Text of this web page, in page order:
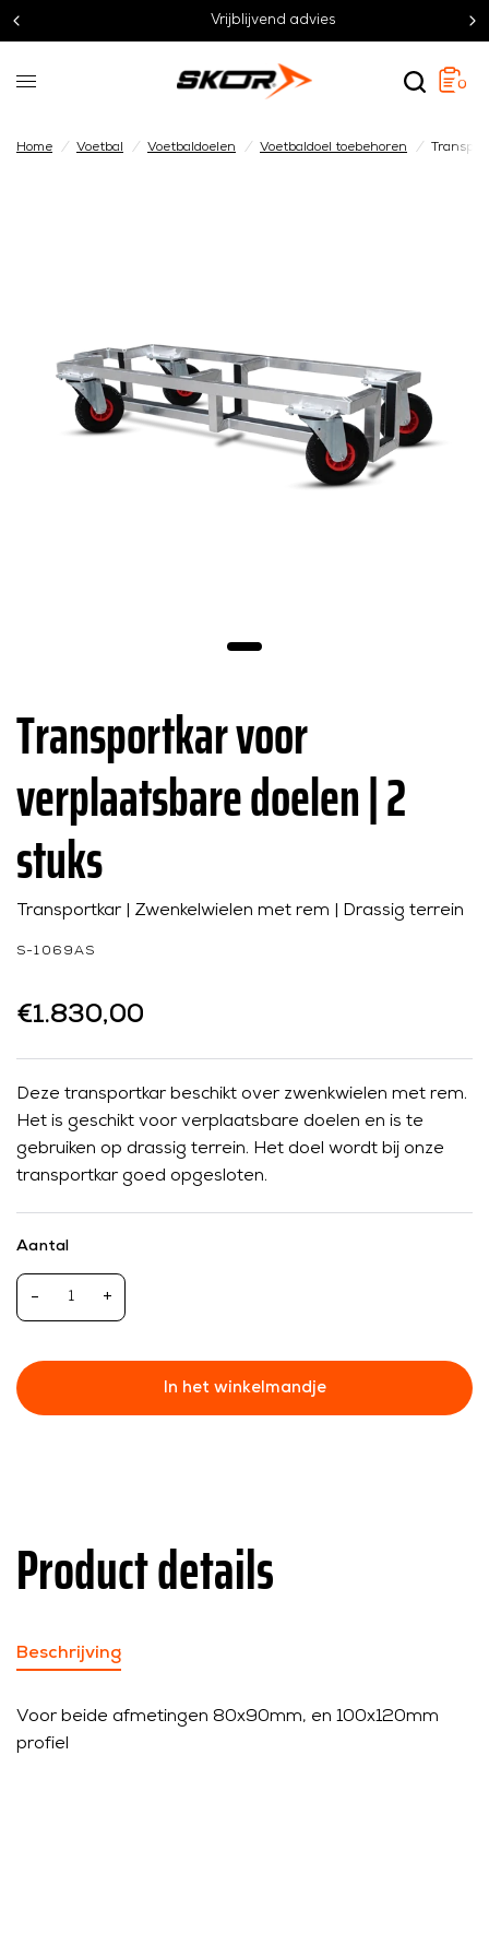
Vrijblijvend advies
0
Home / Voetbal / Voetbaldoelen / Voetbaldoel toebehoren /
Transportkar voor
verplaatsbare doelen | 2
stuks
Transportkar | Zwenkelwielen met rem | Drassig terrein
S-1069AS
€1.830,00
Deze transportkar beschikt over zwenkwielen met rem.
Het is geschikt voor verplaatsbare doelen en is te
gebruiken op drassig terrein. Het doel wordt bij onze
transportkar goed opgesloten.
Aantal
- +
In het winkelmandje
Product details
Beschrijving
Voor beide afmetingen 80x90mm, en 100x120mm
profiel